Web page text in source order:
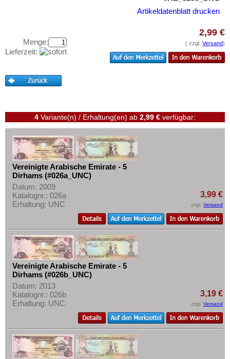
Kataloge
Aufbewahrung
Informationen
Preislisten
Ankauf
Erhaltungsgrade
Gratisbanknoten
FAQ
Mehr über...
Zahlungsbedingungen
Privatsphäre und Datenschutz
Widerrufsbelehrung
Liefer- und Versandkosten
Impressum
Artikeldatenblatt drucken
Menge:
Lieferzeit:
2,99 €
( zzgl. Versand)
4 Variante(n) / Erhaltung(en) ab 2,99 € verfügbar:
Vereinigte Arabische Emirate - 5
Dirhams (#026a_UNC)
Datum: 2009
Katalognr.: 026a
Erhaltung: UNC
3,99 €
zzgl. Versand
Vereinigte Arabische Emirate - 5
Dirhams (#026b_UNC)
Datum: 2013
Katalognr.: 026b
Erhaltung: UNC
3,19 €
zzgl. Versand